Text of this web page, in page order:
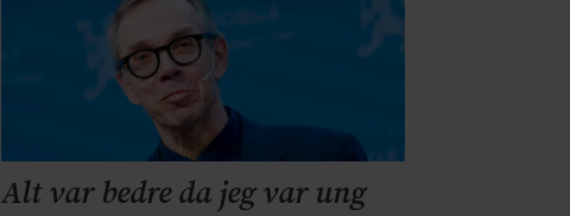
Alt var bedre da jeg var ung